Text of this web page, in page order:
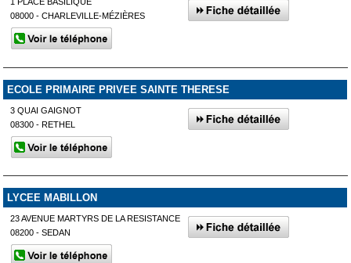
08000 - CHARLEVILLE-MÉZIÈRES
ECOLE PRIMAIRE PRIVEE SAINTE THERESE
3 QUAI GAIGNOT
08300 - RETHEL
LYCEE MABILLON
23 AVENUE MARTYRS DE LA RESISTANCE
08200 - SEDAN